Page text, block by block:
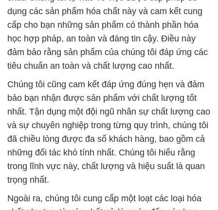
dụng các sản phẩm hóa chất này và cam kết cung
cấp cho bạn những sản phẩm có thành phần hóa
học hợp pháp, an toàn và đáng tin cậy. Điều này
đảm bảo rằng sản phẩm của chúng tôi đáp ứng các
tiêu chuẩn an toàn và chất lượng cao nhất.
Chúng tôi cũng cam kết đáp ứng đúng hẹn và đảm
bảo bạn nhận được sản phẩm với chất lượng tốt
nhất. Tận dụng một đội ngũ nhân sự chất lượng cao
và sự chuyên nghiệp trong từng quy trình, chúng tôi
đã chiều lòng được đa số khách hàng, bao gồm cả
những đối tác khó tính nhất. Chúng tôi hiểu rằng
trong lĩnh vực này, chất lượng và hiệu suất là quan
trọng nhất.
Ngoài ra, chúng tôi cung cấp một loạt các loại hóa